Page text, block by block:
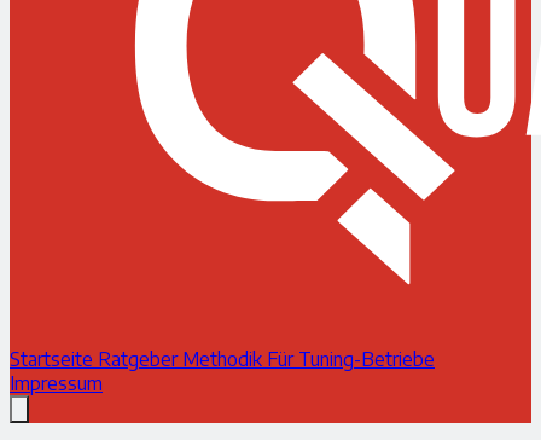
Startseite Ratgeber Methodik Für Tuning-Betriebe
Impressum